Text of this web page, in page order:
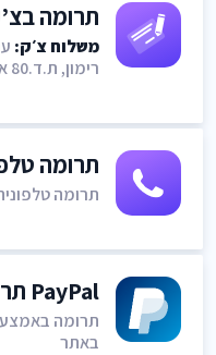
תרומה
משלוח צ׳ק:
רימון, ת.ד.80 אלעד.
תרומה
תרומה
PayPal תרומה באמצעות
באתר